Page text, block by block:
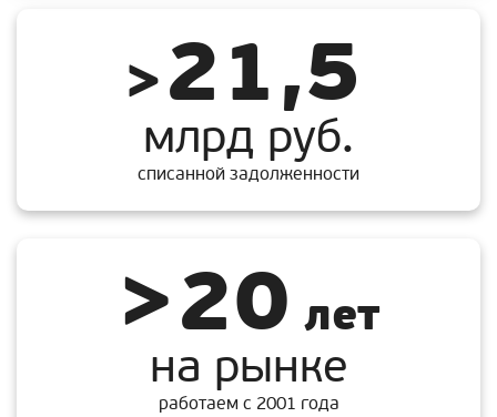
>21,5
млрд руб.
списанной задолженности
>20лет
на рынке
работаем с 2001 года